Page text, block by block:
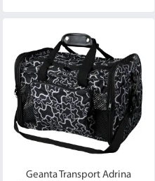
Geanta Transport Adrina